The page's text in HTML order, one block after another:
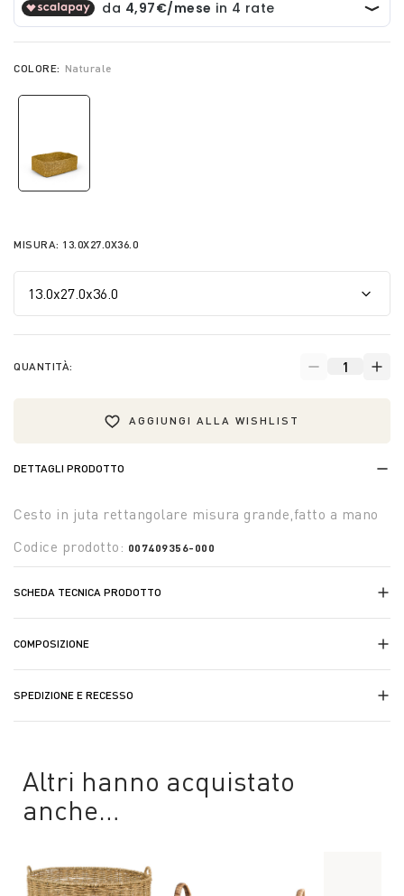
COLORE: Naturale
MISURA: 13.0X27.0X36.0
QUANTITÀ:
AGGIUNGI ALLA WISHLIST
DETTAGLI PRODOTTO
Cesto in juta rettangolare misura grande,fatto a mano
Codice prodotto: 007409356-000
SCHEDA TECNICA PRODOTTO
COMPOSIZIONE
SPEDIZIONE E RECESSO
Altri hanno acquistato
anche…